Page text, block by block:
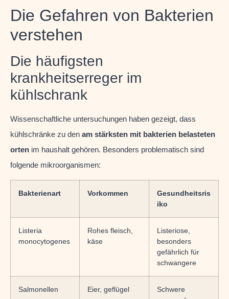
Die Gefahren von Bakterien
verstehen
Die häufigsten
krankheitserreger im
kühlschrank
Wissenschaftliche untersuchungen haben gezeigt, dass
kühlschränke zu den am stärksten mit bakterien belasteten
orten im haushalt gehören. Besonders problematisch sind
folgende mikroorganismen:
Bakterienart Vorkommen
Gesundheitsris
iko
Listeria
monocytogenes
Rohes fleisch,
käse
Listeriose,
besonders
gefährlich für
schwangere
Salmonellen Eier, geflügel
Schwere